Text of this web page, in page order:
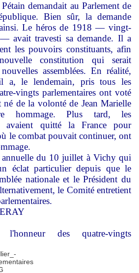
demandait au Parlement de
Bien sûr, la demande
ainsi. Le héros de 1918 — vingt-
avait travesti sa demande. Il a
les pouvoirs constituants, afin
constitution qui serait
assemblées. En réalité,
a, le lendemain, pris tous les
vingts parlementaires ont voté
de la volonté de Jean Marielle
hommage. Plus tard, les
avaient quitté la France pour
le combat pouvait continuer, ont
annuelle du 10 juillet à Vichy qui
éclat particulier depuis que le
nationale et le Président du
le Comité entretient
des quatre-vingts